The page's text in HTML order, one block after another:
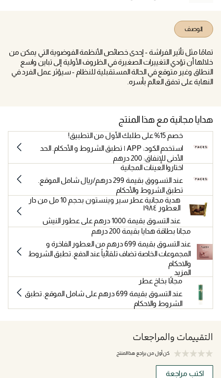
الوصف
تمامًا مثل تأثير الفراشة - إحدى خصائص الأنظمة الفوضوية التي يمكن من
خلالها أن تؤدي التغييرات الصغيرة في الظروف الأولية إلى تباين واسع
النطاق وغير متوقع في الحالة المستقبلية للنظام - سيؤثر عمل الفرد في
النهاية على تدفق العالم بأسره.
هدايا مجانية مع هذا المنتج
خصم 15% على طلبك الأول من التطبيق!
استخدم الكود: APP | تطبق الشروط و الأحكام. الحد
الأدنى للإنفاق: 200 درهم
اختاروا العينات المجانية
عند التسووق بقيمة 299 درهم/ريال شامل الموقع.
تطبق الشروط والأحكام
هدية مجانية عطر سير وينستون بحجم 10 مل من دار
العطور ١٩٨٤
عند التسوق بقيمة 1000 درهم على عطور النيش
مجانا بطاقة هدايا بقيمة 200 درهم
عند التسوق بقيمة 699 درهم من العطور الفاخرة و
المجموعات الخاصة تضاف تلقائياً عند الدفع. تطبق الشروط
والاحكام
المزيد
مجانًا بخاخ عطر
عند التسوق بقيمة 699 درهم على شامل الموقع. تطبق
الشروط والاحكام
التقييمات والمراجعات
كن أول من يراجع هذا المنتج
اكتب مراجعة